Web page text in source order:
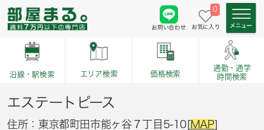
お問い合わせ
0
お気に入り
沿線・駅検索 エリア検索 価格検索
通勤・通学
時間検索
エステートピース
住所：東京都町田市能ヶ谷７丁目5-10[MAP]